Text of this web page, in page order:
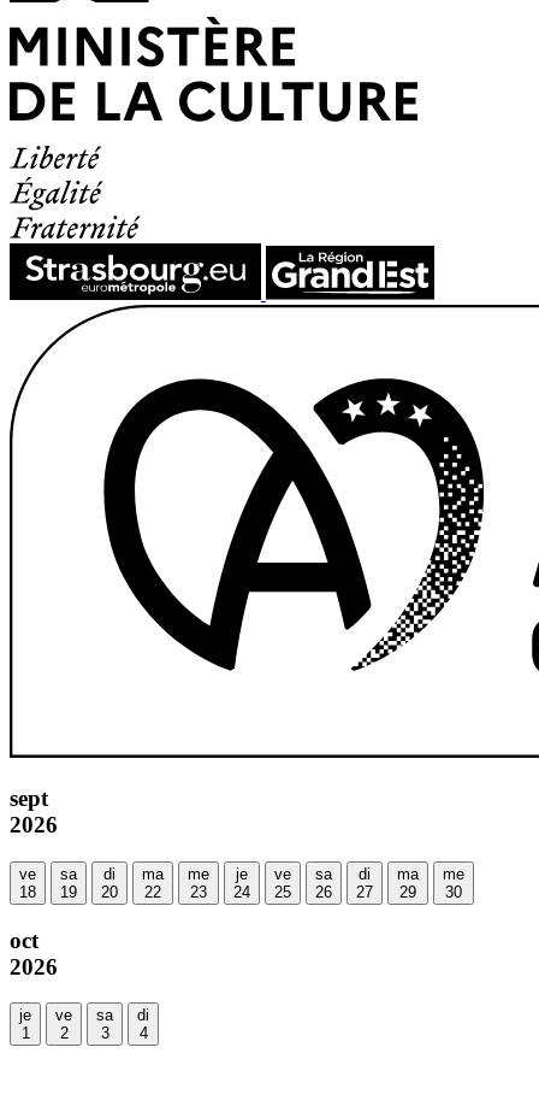
sept
2026
ve
18
sa
19
di
20
ma
22
me
23
je
24
ve
25
sa
26
di
27
ma
29
me
30
oct
2026
je
1
ve
2
sa
3
di
4